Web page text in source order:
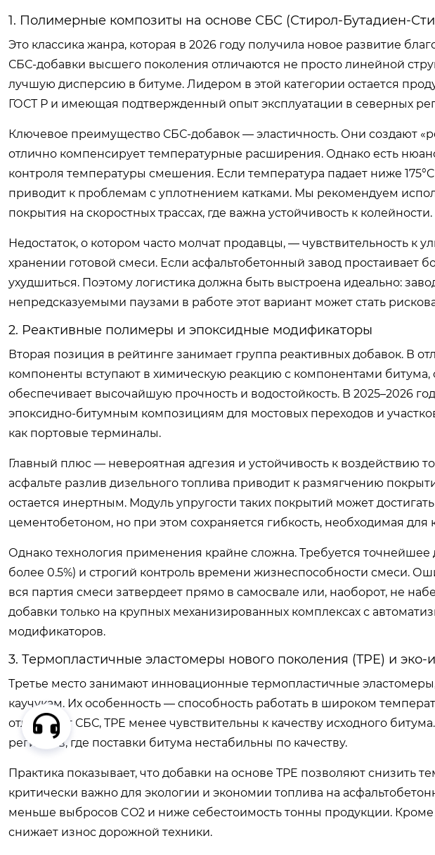
1. Полимерные композиты на основе СБС (Стирол-Бутадиен-
Это классика жанра, которая в 2026 году получила новое развитие
СБС-добавки высшего поколения отличаются не просто линейной
лучшую дисперсию в битуме. Лидером в этой категории остается
ГОСТ Р и имеющая подтвержденный опыт эксплуатации в северных
Ключевое преимущество СБС-добавок — эластичность. Они создают
отлично компенсирует температурные расширения. Однако есть
контроля температуры смешения. Если температура падает ниже
приводит к проблемам с уплотнением катками. Мы рекомендуем
покрытия на скоростных трассах, где важна устойчивость к колейности.
Недостаток, о котором часто молчат продавцы, — чувствительность к
хранении готовой смеси. Если асфальтобетонный завод простаивает
ухудшиться. Поэтому логистика должна быть выстроена идеально:
непредсказуемыми паузами в работе этот вариант может стать
2. Реактивные полимеры и эпоксидные модификаторы
Вторая позиция в рейтинге занимает группа реактивных добавок. В
компоненты вступают в химическую реакцию с компонентами битума,
обеспечивает высочайшую прочность и водостойкость. В 2025–2026
эпоксидно-битумным композициям для мостовых переходов и
как портовые терминалы.
Главный плюс — невероятная адгезия и устойчивость к воздействию
асфальте разлив дизельного топлива приводит к размягчению
остается инертным. Модуль упругости таких покрытий может
цементобетоном, но при этом сохраняется гибкость, необходимая
Однако технология применения крайне сложна. Требуется
более 0.5%) и строгий контроль времени жизнеспособности смеси.
вся партия смеси затвердеет прямо в самосвале или, наоборот, не
добавки только на крупных механизированных комплексах с
модификаторов.
3. Термопластичные эластомеры нового поколения (TPE) и эко-
Третье место занимают инновационные термопластичные
каучукам. Их особенность — способность работать в широком
отличие от СБС, TPE менее чувствительны к качеству исходного
регионов, где поставки битума нестабильны по качеству.
Практика показывает, что добавки на основе TPE позволяют снизить
критически важно для экологии и экономии топлива на
меньше выбросов CO2 и ниже себестоимость тонны продукции. Кроме
снижает износ дорожной техники.